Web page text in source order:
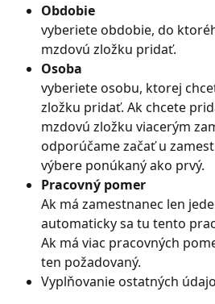
Obdobie
vyberiete obdobie, do
mzdovú zložku pridať.
Osoba
vyberiete osobu, ktorej
zložku pridať. Ak chcete
mzdovú zložku viacerým
odporúčame začať u
výbere ponúkaný ako prvý.
Pracovný pomer
Ak má zamestnanec len
automaticky sa tu tento
Ak má viac pracovných
ten požadovaný.
Vyplňovanie ostatných